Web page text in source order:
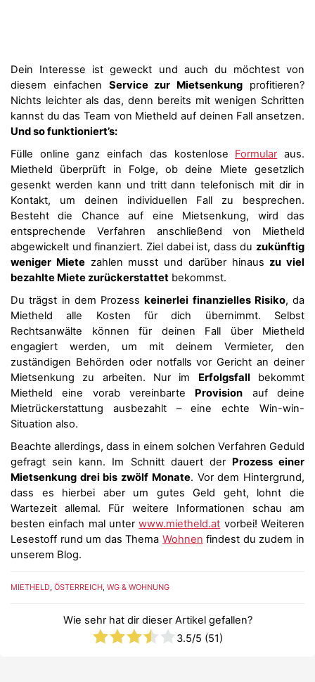
Dein Interesse ist geweckt und auch du möchtest von
diesem einfachen Service zur Mietsenkung profitieren?
Nichts leichter als das, denn bereits mit wenigen Schritten
kannst du das Team von Mietheld auf deinen Fall ansetzen.
Und so funktioniert’s:
Fülle online ganz einfach das kostenlose Formularaus.
Mietheld überprüft in Folge, ob deine Miete gesetzlich
gesenkt werden kann und tritt dann telefonisch mit dir in
Kontakt, um deinen individuellen Fall zu besprechen.
Besteht die Chance auf eine Mietsenkung, wird das
entsprechende Verfahren anschließend von Mietheld
abgewickelt und finanziert. Ziel dabei ist, dass du zukünftig
weniger Mietezahlen musst und darüber hinauszu viel
bezahlte Miete zurückerstattet bekommst.
Du trägst in dem Prozesskeinerlei finanzielles Risiko, da
Mietheld alle Kosten für dich übernimmt. Selbst
Rechtsanwälte können für deinen Fall über Mietheld
engagiert werden, um mit deinem Vermieter, den
zuständigen Behörden oder notfalls vor Gericht an deiner
Mietsenkung zu arbeiten. Nur im Erfolgsfallbekommt
Mietheld eine vorab vereinbarte Provision auf deine
Mietrückerstattung ausbezahlt – eine echte Win-win-
Situation also.
Beachte allerdings, dass in einem solchen Verfahren Geduld
gefragt sein kann. Im Schnitt dauert der Prozess einer
Mietsenkung drei bis zwölf Monate. Vor dem Hintergrund,
dass es hierbei aber um gutes Geld geht, lohnt die
Wartezeit allemal. Für weitere Informationen schau am
besten einfach mal unterwww.mietheld.at vorbei! Weiteren
Lesestoff rund um das Thema Wohnen findest du zudem in
unserem Blog.
MIETHELD, ÖSTERREICH, WG & WOHNUNG
Wie sehr hat dir dieser Artikel gefallen?
3.5/5 (51)